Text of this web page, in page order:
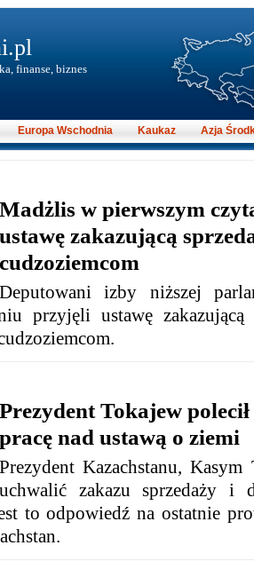
Madżlis w pierwszym
ustawę zakazującą
cudzoziemcom
Deputowani izby niższej
przyjęli ustawę
Prezydent Tokajew
pracę nad ustawą o ziemi
Prezydent Kazachstanu,
uchwalić zakazu sprzedaży i
to odpowiedź na ostatnie
finanse, biznes
Europa Wschodnia Kaukaz Azja